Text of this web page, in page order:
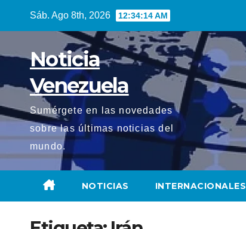
Sáb. Ago 8th, 2026 12:34:15 AM
Noticia
Venezuela
Sumérgete en las novedades
sobre las últimas noticias del
mundo.
NOTICIAS INTERNACIONALES